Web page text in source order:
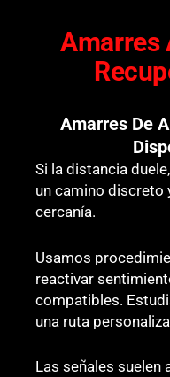
Amarres
Amarres De
Si la distancia
un camino discreto
cercanía.
Usamos
reactivar
compatibles.
una ruta
Las señales suelen